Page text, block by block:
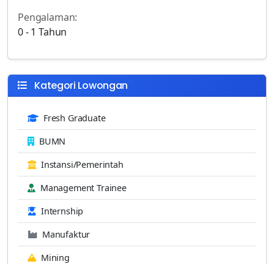
Pengalaman:
0 - 1 Tahun
Kategori Lowongan
Fresh Graduate
BUMN
Instansi/Pemerintah
Management Trainee
Internship
Manufaktur
Mining